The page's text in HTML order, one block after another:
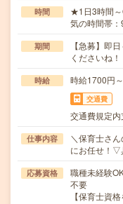
時間
★1日3時間～
気の時間帯
期間
【急募】即
くださいね！
時給 時給1700円
交通費
交通費規定内
仕事内容
＼保育士さ
にお任せ！
応募資格
職種未経験
不要
【保育士資